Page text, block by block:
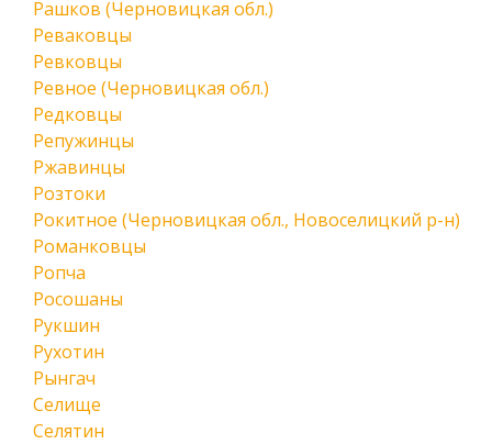
Рашков (Черновицкая обл.)
Реваковцы
Ревковцы
Ревное (Черновицкая обл.)
Редковцы
Репужинцы
Ржавинцы
Розтоки
Рокитное (Черновицкая обл., Новоселицкий р-н)
Романковцы
Ропча
Росошаны
Рукшин
Рухотин
Рынгач
Селище
Селятин